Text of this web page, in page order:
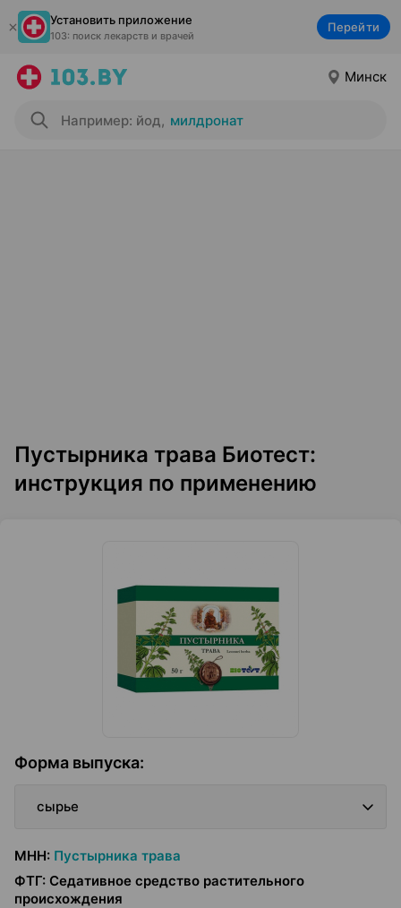
Установить приложение
103: поиск лекарств и врачей
Перейти
Минск
Например: йод, милдронат
Пустырника трава Биотест:
инструкция по применению
Форма выпуска:
сырье
МНН: Пустырника трава
ФТГ: Седативное средство растительного
происхождения